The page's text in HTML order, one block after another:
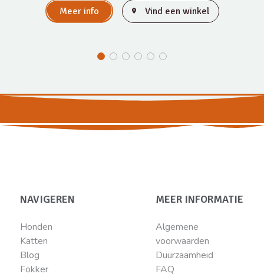
Meer info Vind een winkel
NAVIGEREN
Honden
Katten
Blog
Fokker
MEER INFORMATIE
Algemene
voorwaarden
Duurzaamheid
FAQ